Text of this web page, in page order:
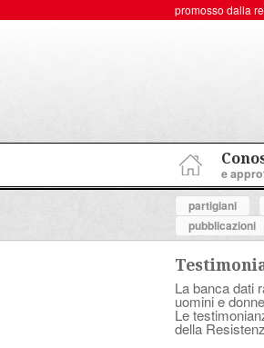
promosso dalla
e
partigiani
pubblicazioni
La banca dati
uomini e
Le
della